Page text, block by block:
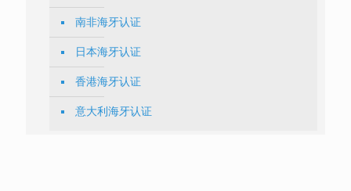
南非海牙认证
日本海牙认证
香港海牙认证
意大利海牙认证